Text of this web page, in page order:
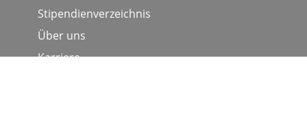
Stipendienverzeichnis
Über uns
Karriere